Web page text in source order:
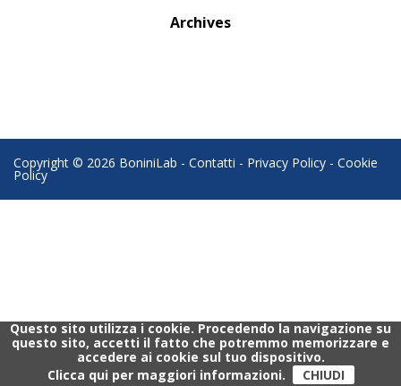
Archives
Copyright © 2026 BoniniLab - Contatti - Privacy Policy - Cookie
Policy
Questo sito utilizza i cookie. Procedendo la navigazione su
questo sito, accetti il fatto che potremmo memorizzare e
accedere ai cookie sul tuo dispositivo.
Clicca qui per maggiori informazioni.
CHIUDI